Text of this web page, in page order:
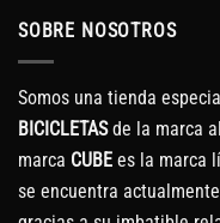
SOBRE NOSOTROS
Somos una tienda
BICICLETASde la marca
marca CUBE es la marca
se encuentra